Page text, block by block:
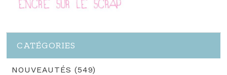
CATÉGORIES
NOUVEAUTÉS (549)